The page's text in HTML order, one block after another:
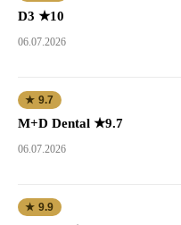
D3 ★10
06.07.2026
★ 9.7
M+D Dental ★9.7
06.07.2026
★ 9.9